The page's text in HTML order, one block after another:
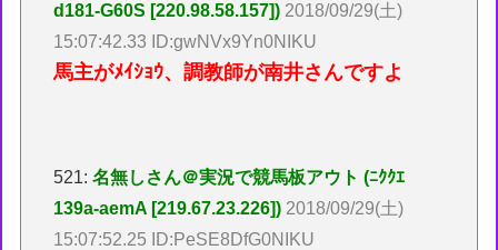
d181-G60S [220.98.58.157]) 2018/09/29(土)
15:07:42.33 ID:gwNVx9Yn0NIKU
馬主がﾒｲｼｮｳ、調教師が南井さんですよ
521:名無しさん＠実況で競馬板アウト (ﾆｸｸｴ
139a-aemA [219.67.23.226]) 2018/09/29(土)
15:07:52.25 ID:PeSE8DfG0NIKU